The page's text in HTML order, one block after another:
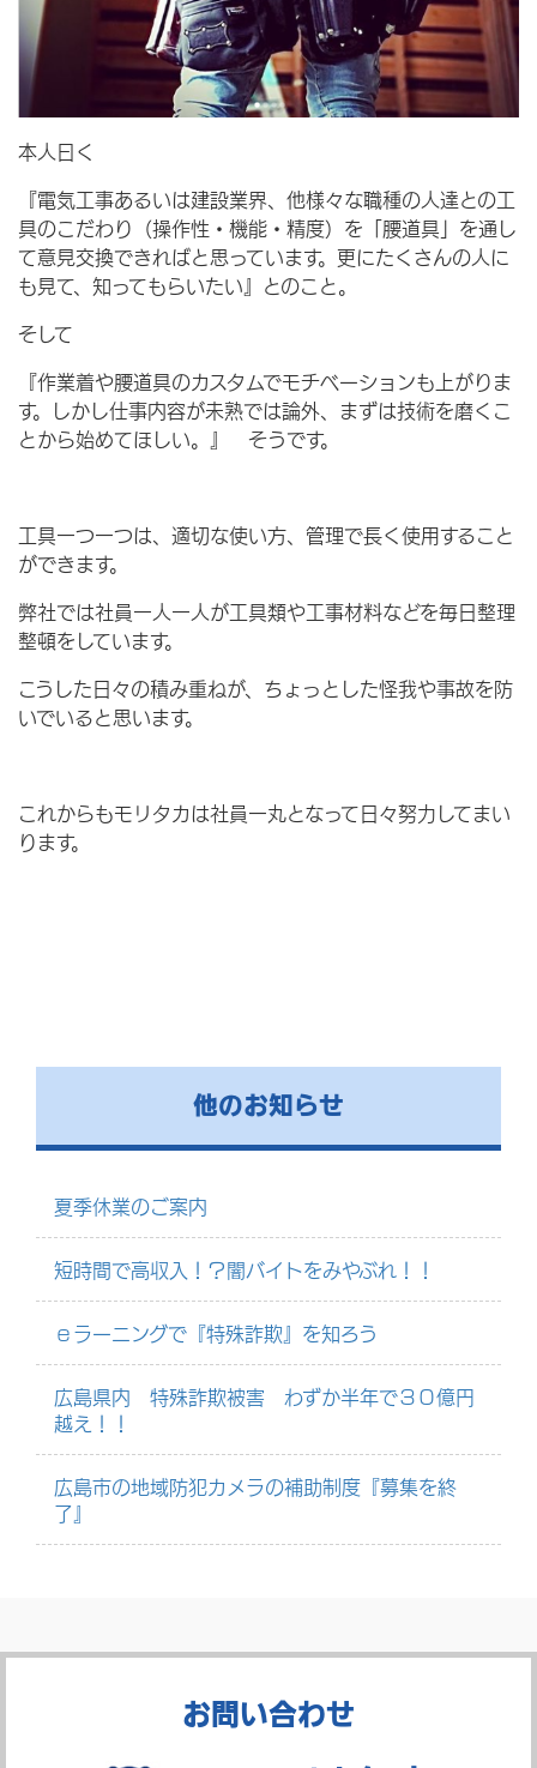
本人曰く
『電気工事あるいは建設業界、他様々な職種の人達との工
具のこだわり（操作性・機能・精度）を「腰道具」を通し
て意見交換できればと思っています。更にたくさんの人に
も見て、知ってもらいたい』とのこと。
そして
『作業着や腰道具のカスタムでモチベーションも上がりま
す。しかし仕事内容が未熟では論外、まずは技術を磨くこ
とから始めてほしい。』 そうです。
工具一つ一つは、適切な使い方、管理で長く使用すること
ができます。
弊社では社員一人一人が工具類や工事材料などを毎日整理
整頓をしています。
こうした日々の積み重ねが、ちょっとした怪我や事故を防
いでいると思います。
これからもモリタカは社員一丸となって日々努力してまい
ります。
他のお知らせ
夏季休業のご案内
短時間で高収入！？闇バイトをみやぶれ！！
ｅラーニングで『特殊詐欺』を知ろう
広島県内 特殊詐欺被害 わずか半年で３０億円
越え！！
広島市の地域防犯カメラの補助制度『募集を終
了』
お問い合わせ